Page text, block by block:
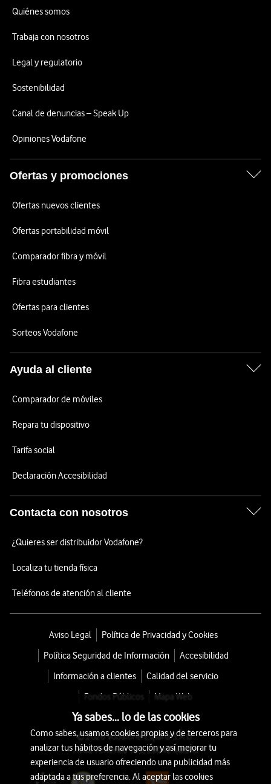
Quiénes somos
Trabaja con nosotros
Legal y regulatorio
Sostenibilidad
Canal de denuncias – Speak Up
Opiniones Vodafone
Ofertas y promociones
Ofertas nuevos clientes
Ofertas portabilidad móvil
Comparador fibra y móvil
Fibra estudiantes
Ofertas para clientes
Sorteos Vodafone
Ayuda al cliente
Comparador de móviles
Repara tu dispositivo
Tarifa social
Declaración Accesibilidad
Contacta con nosotros
¿Quieres ser distribuidor Vodafone?
Localiza tu tienda física
Teléfonos de atención al cliente
Aviso Legal
Política de Privacidad y Cookies
Política Seguridad de Información
Accesibilidad
Información a clientes
Calidad del servicio
Fondos Públicos
Mapa Web
© 2026 Vodafone España S.A.U.
Avda. América 115, 28042 Madrid
Ya sabes... lo de las cookies
Como sabes, usamos cookies propias y de terceros para
analizar tus hábitos de navegación y así mejorar tu
experiencia de usuario ofreciendo una publicidad más
adaptada a tus preferencia. Al aceptar las cookies